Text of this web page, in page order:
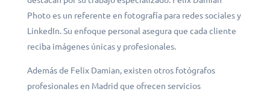
Photo es un referente en fotografía para redes sociales y
LinkedIn. Su enfoque personal asegura que cada cliente
reciba imágenes únicas y profesionales.
Además de Felix Damian, existen otros fotógrafos
profesionales en Madrid que ofrecen servicios